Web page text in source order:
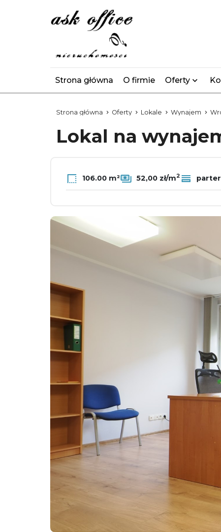
Strona główna O firmie Oferty
Strona główna Oferty Lokale Wynajem
Lokal na
106.00 m² 52,00 zł/m2 parter